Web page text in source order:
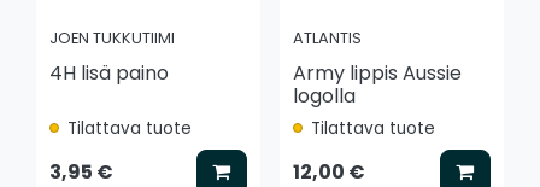
JOEN TUKKUTIIMI
4H lisä paino
Tilattava tuote
3,95 € Lisää koriin
ATLANTIS
Army lippis Aussie
logolla
Tilattava tuote
12,00 € Lisää